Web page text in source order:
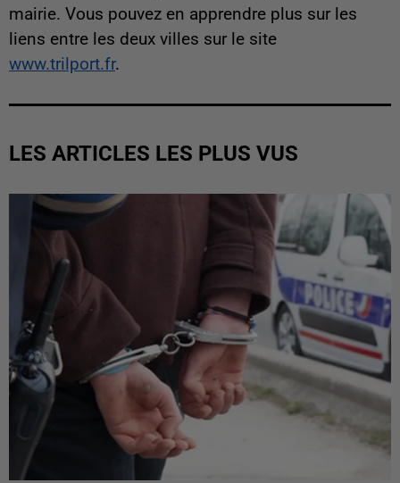
mairie. Vous pouvez en apprendre plus sur les
liens entre les deux villes sur le site
www.trilport.fr.
LES ARTICLES LES PLUS VUS